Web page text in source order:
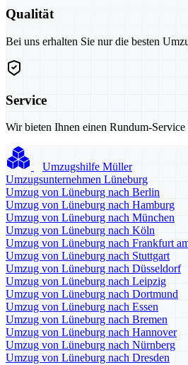
Qualität
Bei uns erhalten Sie nur die besten
Service
Wir bieten Ihnen einen Rundum-
Umzugshilfe Müller
Umzugsunternehmen Lüneburg
Umzug von Lüneburg nach Berlin
Umzug von Lüneburg nach Hamburg
Umzug von Lüneburg nach München
Umzug von Lüneburg nach Köln
Umzug von Lüneburg nach Frankfurt
Umzug von Lüneburg nach Stuttgart
Umzug von Lüneburg nach Düsseldorf
Umzug von Lüneburg nach Leipzig
Umzug von Lüneburg nach Dortmund
Umzug von Lüneburg nach Essen
Umzug von Lüneburg nach Bremen
Umzug von Lüneburg nach Hannover
Umzug von Lüneburg nach Nürnberg
Umzug von Lüneburg nach Dresden